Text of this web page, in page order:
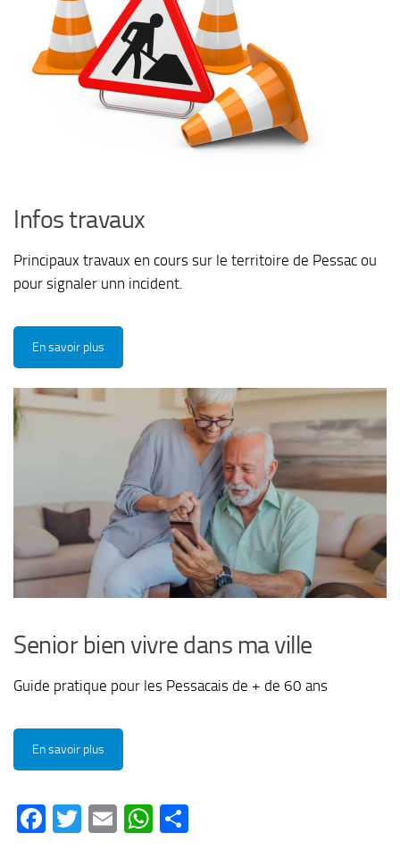
Infos travaux
Principaux travaux en cours sur le territoire de Pessac ou
pour signaler unn incident.
En savoir plus
Senior bien vivre dans ma ville
Guide pratique pour les Pessacais de + de 60 ans
En savoir plus
Facebook
Twitter
EmailWhatsApp